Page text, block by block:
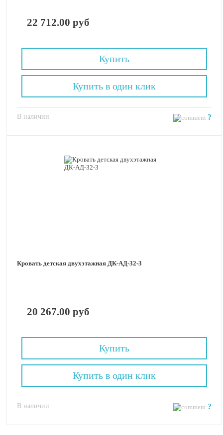
22 712.00 руб
Купить
В наличии ?
Купить в один клик
Кровать детская двухэтажная ДК-АД-32-3
20 267.00 руб
Купить
В наличии ?
Купить в один клик